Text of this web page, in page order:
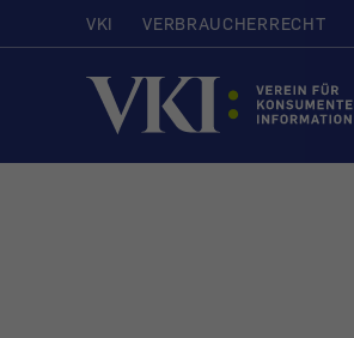
VKI VERBRAUCHERRECHT
Startseite